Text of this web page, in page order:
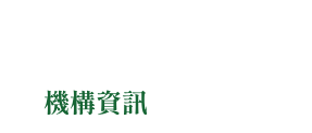
機構資訊